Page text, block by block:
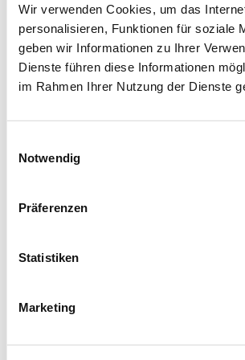
Wir verwenden Cookies, um das
personalisieren, Funktionen für soziale
geben wir Informationen zu Ihrer
Dienste führen diese Informationen
im Rahmen Ihrer Nutzung der Dienste
Notwendig
Präferenzen
Statistiken
Marketing
Datenschutz